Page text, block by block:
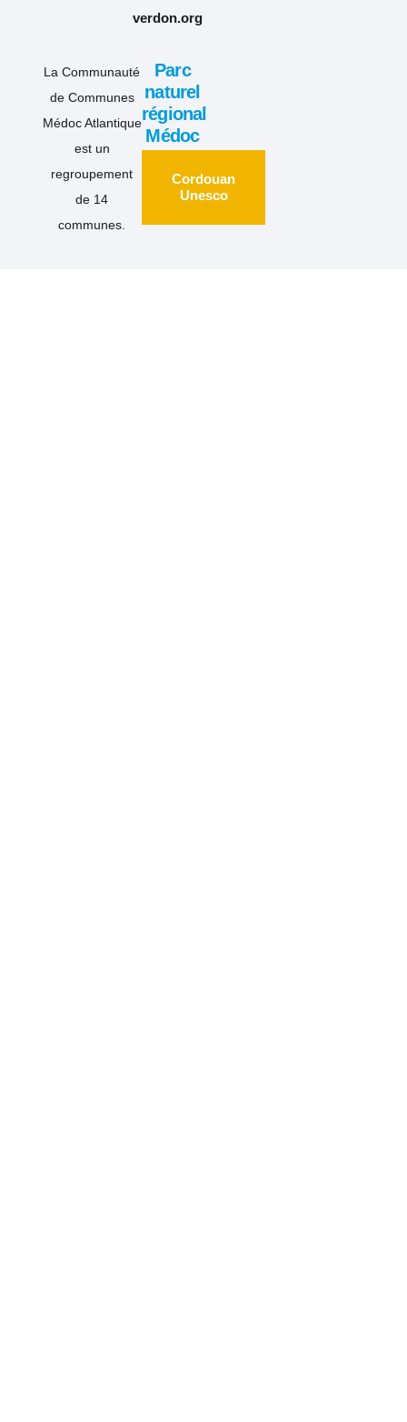
verdon.org
La Communauté
de Communes
Médoc Atlantique
est un
regroupement
de 14
communes.
Parc
naturel
régional
Médoc
Cordouan
Unesco